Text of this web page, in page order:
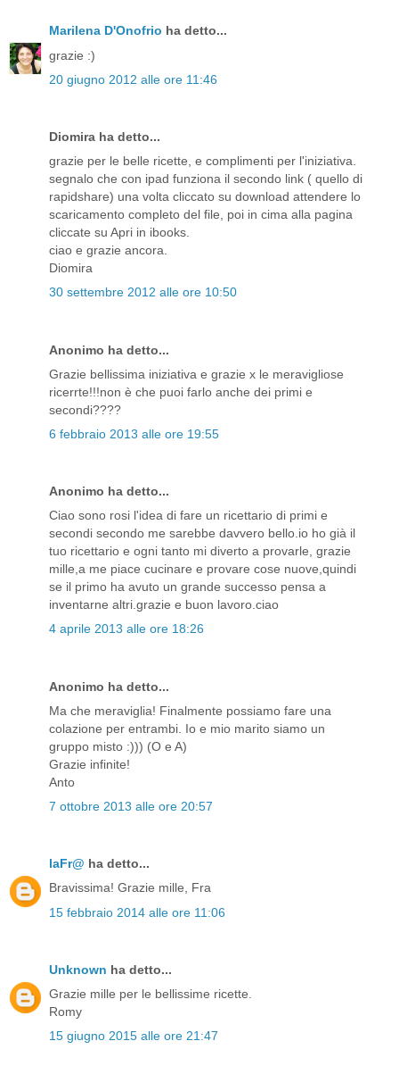
Marilena D'Onofrio ha detto...
grazie :)
20 giugno 2012 alle ore 11:46
Diomira ha detto...
grazie per le belle ricette, e complimenti per l'iniziativa.
segnalo che con ipad funziona il secondo link ( quello di
rapidshare) una volta cliccato su download attendere lo
scaricamento completo del file, poi in cima alla pagina
cliccate su Apri in ibooks.
ciao e grazie ancora.
Diomira
30 settembre 2012 alle ore 10:50
Anonimo ha detto...
Grazie bellissima iniziativa e grazie x le meravigliose
ricerrte!!!non è che puoi farlo anche dei primi e
secondi????
6 febbraio 2013 alle ore 19:55
Anonimo ha detto...
Ciao sono rosi l'idea di fare un ricettario di primi e
secondi secondo me sarebbe davvero bello.io ho già il
tuo ricettario e ogni tanto mi diverto a provarle, grazie
mille,a me piace cucinare e provare cose nuove,quindi
se il primo ha avuto un grande successo pensa a
inventarne altri.grazie e buon lavoro.ciao
4 aprile 2013 alle ore 18:26
Anonimo ha detto...
Ma che meraviglia! Finalmente possiamo fare una
colazione per entrambi. Io e mio marito siamo un
gruppo misto :))) (O e A)
Grazie infinite!
Anto
7 ottobre 2013 alle ore 20:57
laFr@ ha detto...
Bravissima! Grazie mille, Fra
15 febbraio 2014 alle ore 11:06
Unknown ha detto...
Grazie mille per le bellissime ricette.
Romy
15 giugno 2015 alle ore 21:47